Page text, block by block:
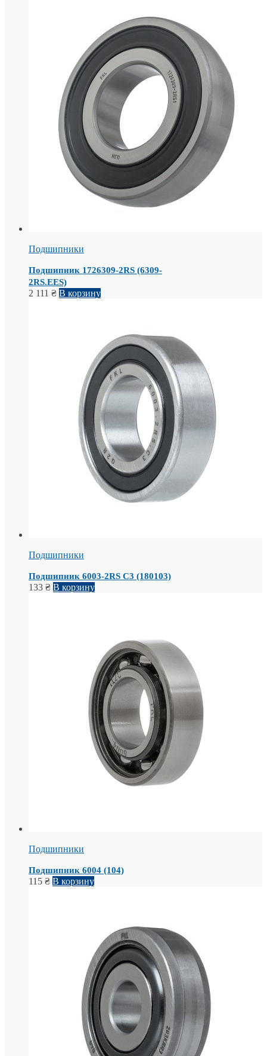
Подшипники
Подшипник 1726309-2RS (6309-
2RS.EES)
2 111 ₴ В корзину
Подшипники
Подшипник 6003-2RS С3 (180103)
133 ₴ В корзину
Подшипники
Подшипник 6004 (104)
115 ₴ В корзину